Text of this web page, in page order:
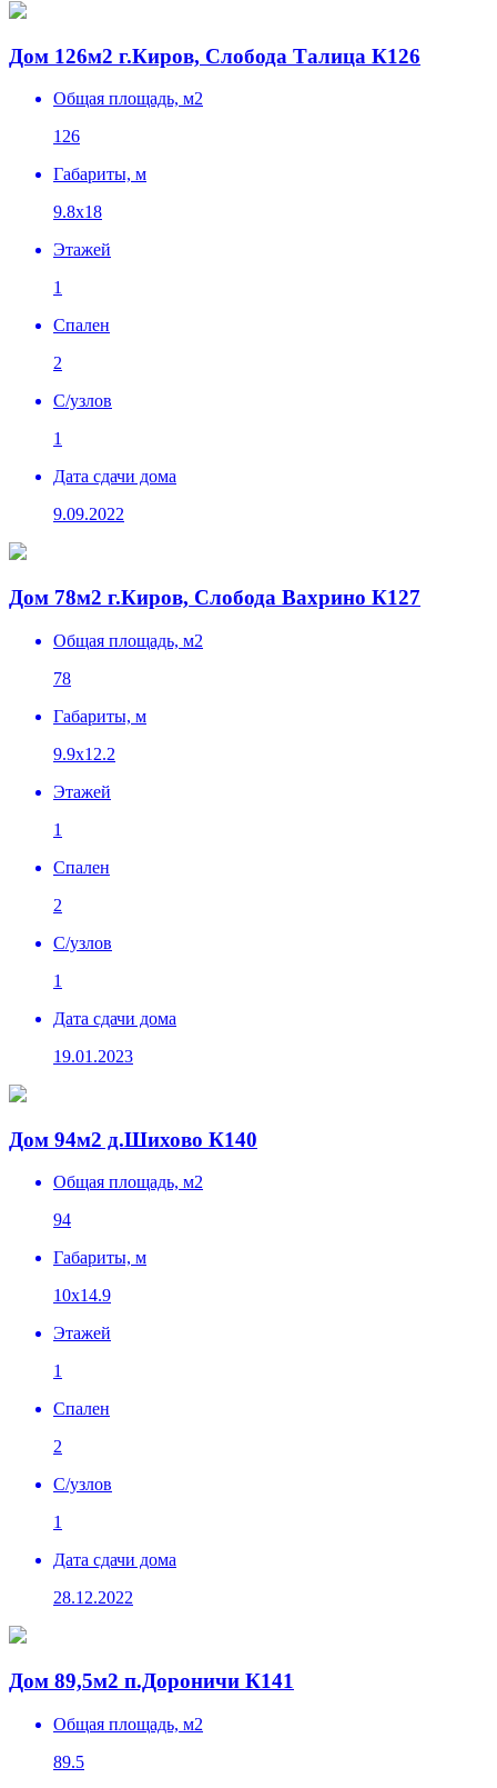
Дом 126м2 г.Киров, Слобода Талица К126
Общая площадь, м2
126
Габариты, м
9.8х18
Этажей
1
Спален
2
C/узлов
1
Дата сдачи дома
9.09.2022
Дом 78м2 г.Киров, Слобода Вахрино К127
Общая площадь, м2
78
Габариты, м
9.9x12.2
Этажей
1
Спален
2
C/узлов
1
Дата сдачи дома
19.01.2023
Дом 94м2 д.Шихово К140
Общая площадь, м2
94
Габариты, м
10х14.9
Этажей
1
Спален
2
C/узлов
1
Дата сдачи дома
28.12.2022
Дом 89,5м2 п.Дороничи К141
Общая площадь, м2
89.5